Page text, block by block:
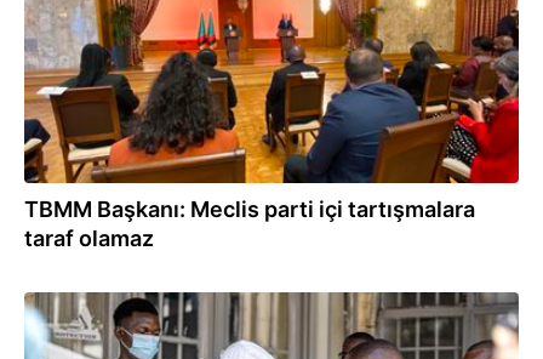
TBMM Başkanı: Meclis parti içi tartışmalara
taraf olamaz
07.06.2026